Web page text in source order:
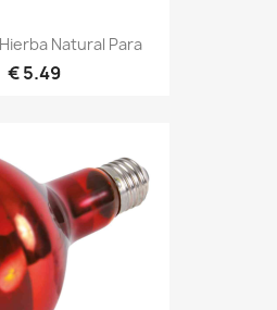
Natural Para...
5.49 €